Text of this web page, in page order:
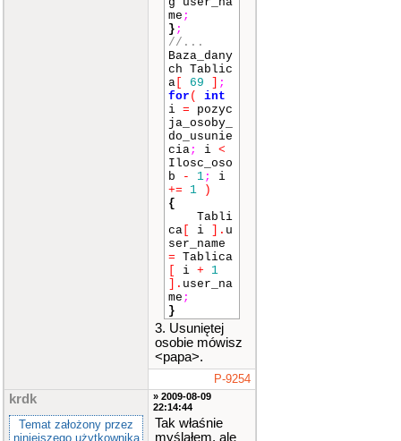
cz progra
m"
l ;
c
in
>>wyb
or_opcji
s
witch(wy
bor_opcji
)
{
ase
:
cout <<
"Wpisz im
ie osoby
numer " <
<
nr_osob
y <<end
l;
cin>>
imie [nr_
osoby
cout<<
"Wpisz na
zwisko os
oby nume
r" <<nr_
me ;
} ;
//...
Baza_dany
ch Tablic
a
69
;
for (
int
i = pozyc
ja_osoby_
do_usunie
cia; i <
Ilosc_oso
b
- 1;
i
+=
1
)
{
Tabli
ca
i . u
ser_name
= Tablica
i +
1
. user_na
me ;
}
3. Usuniętej
osobie mówisz
<papa>.
P-9254
krdk
Temat założony przez
niniejszego użytkownika
» 2009-08-09
22:14:44
Tak właśnie
myślałem, ale